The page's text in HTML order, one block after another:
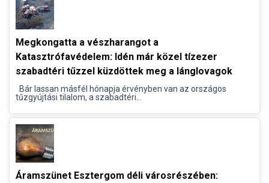
Megkongatta a vészharangot a
Katasztrófavédelem: Idén már közel tízezer
szabadtéri tűzzel küzdöttek meg a lánglovagok
Bár lassan másfél hónapja érvényben van az országos
tűzgyújtási tilalom, a szabadtéri...
Áramszünet Esztergom déli városrészében: